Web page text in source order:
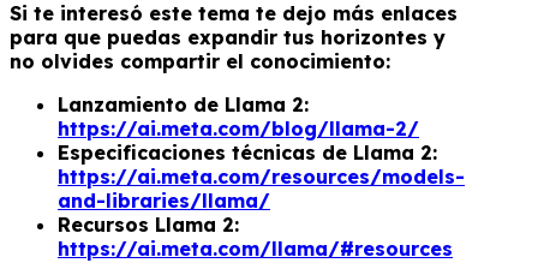
Si te interesó este tema te dejo más enlaces
para que puedas expandir tus horizontes y
no olvides compartir el conocimiento:
Lanzamiento de Llama 2:
https://ai.meta.com/blog/llama-2/
Especificaciones técnicas de Llama 2:
https://ai.meta.com/resources/models-
and-libraries/llama/
Recursos Llama 2:
https://ai.meta.com/llama/#resources